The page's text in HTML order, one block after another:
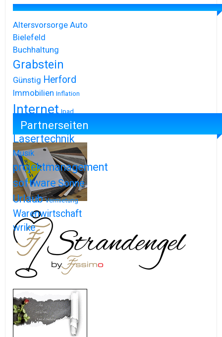
Altersvorsorge Auto
Bielefeld
Buchhaltung
Grabstein
Günstig Herford
Immobilien Inflation
Internet Ipad
Iphone
Lasertechnik
Musik
projektmanagement
softwareSonne
Urlaub Vermietung
Warenwirtschaft
wrike
Partnerseiten